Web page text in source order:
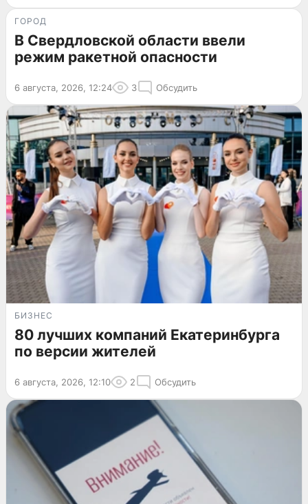
ГОРОД
В Свердловской области ввели
режим ракетной опасности
6 августа, 2026, 12:24 3 Обсудить
БИЗНЕС
80 лучших компаний Екатеринбурга
по версии жителей
6 августа, 2026, 12:10 2 Обсудить